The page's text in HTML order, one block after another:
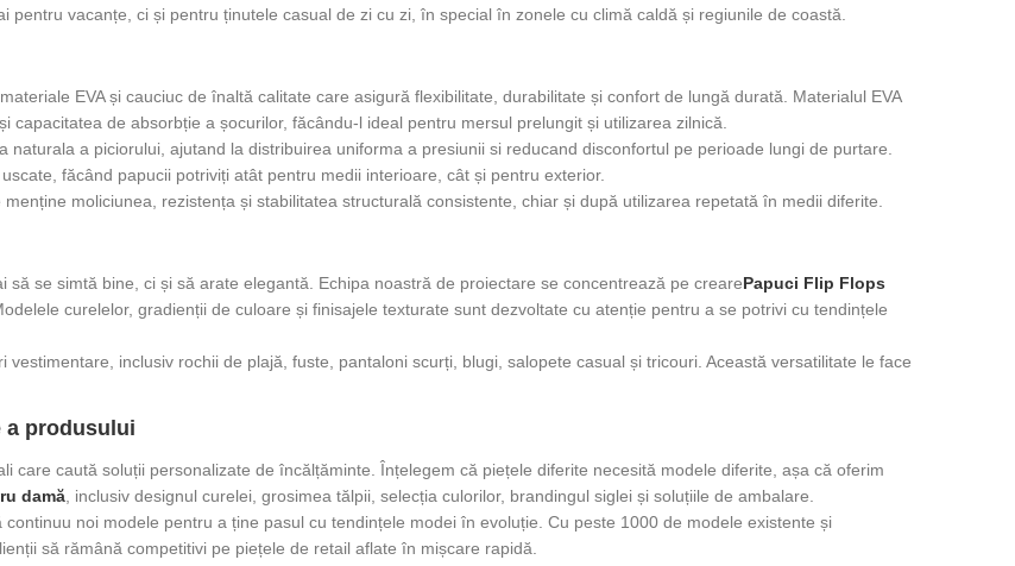
vacanțe, ci și pentru ținutele casual de zi cu zi, în special în zonele cu climă caldă și regiunile de coastă.
EVA și cauciuc de înaltă calitate care asigură flexibilitate, durabilitate și confort de lungă durată. Materialul EVA
de absorbție a șocurilor, făcându-l ideal pentru mersul prelungit și utilizarea zilnică.
a piciorului, ajutand la distribuirea uniforma a presiunii si reducand disconfortul pe perioade lungi de purtare.
făcând papucii potriviți atât pentru medii interioare, cât și pentru exterior.
moliciunea, rezistența și stabilitatea structurală consistente, chiar și după utilizarea repetată în medii diferite.
se simtă bine, ci și să arate elegantă. Echipa noastră de proiectare se concentrează pe crearePapuci Flip Flops
curelelor, gradienții de culoare și finisajele texturate sunt dezvoltate cu atenție pentru a se potrivi cu tendințele
inclusiv rochii de plajă, fuste, pantaloni scurți, blugi, salopete casual și tricouri. Această versatilitate le face
a produsului
care caută soluții personalizate de încălțăminte. Înțelegem că piețele diferite necesită modele diferite, așa că oferim
damă , inclusiv designul curelei, grosimea tălpii, selecția culorilor, brandingul siglei și soluțiile de ambalare.
noi modele pentru a ține pasul cu tendințele modei în evoluție. Cu peste 1000 de modele existente și
să rămână competitivi pe piețele de retail aflate în mișcare rapidă.